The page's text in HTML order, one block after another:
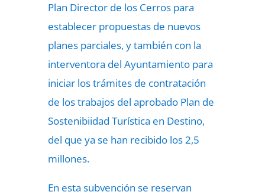
Plan Director de los Cerros para
establecer propuestas de nuevos
planes parciales, y también con la
interventora del Ayuntamiento para
iniciar los trámites de contratación
de los trabajos del aprobado Plan de
Sostenibiidad Turística en Destino,
del que ya se han recibido los 2,5
millones.
En esta subvención se reservan